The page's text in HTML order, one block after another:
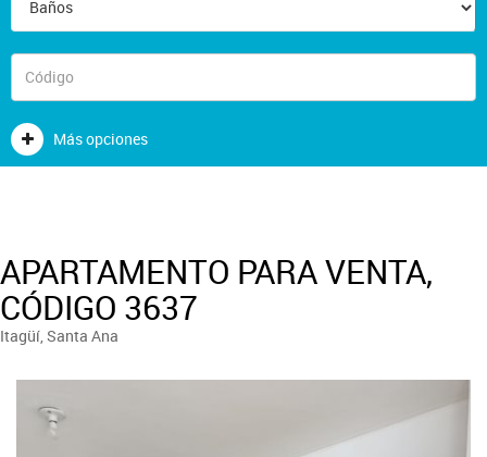
Más opciones
APARTAMENTO PARA VENTA,
CÓDIGO 3637
Itagüí, Santa Ana